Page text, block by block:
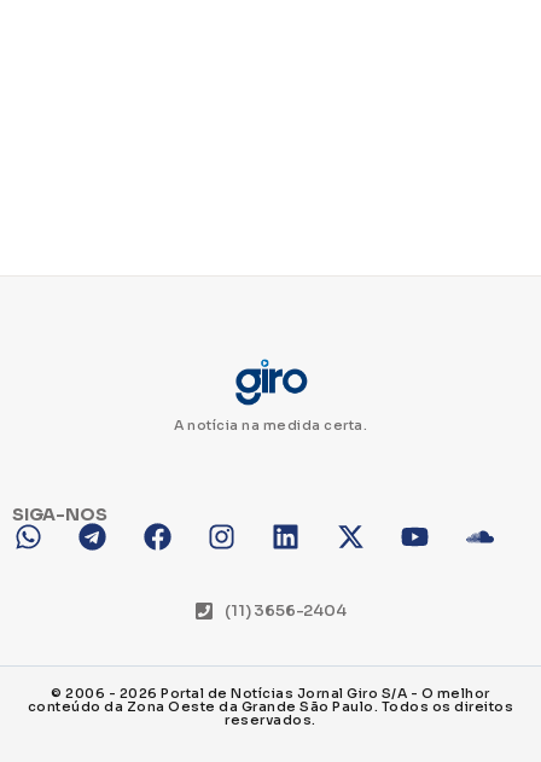
A notícia na medida certa.
SIGA-NOS
(11) 3656-2404
© 2006 - 2026 Portal de Notícias Jornal Giro S/A - O melhor
conteúdo da Zona Oeste da Grande São Paulo. Todos os direitos
reservados.